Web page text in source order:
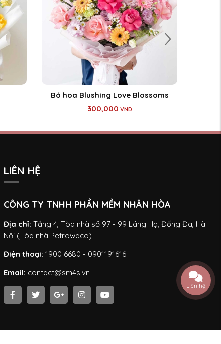
Bó hoa Blushing Love Blossoms
300,000 VND
LIÊN HỆ
CÔNG TY TNHH PHẦN MỀM NHÂN HÒA
Địa chỉ: Tầng 4, Tòa nhà số 97 - 99 Láng Hạ, Đống Đa, Hà
Nội (Tòa nhà Petrowaco)
Điện thoại: 1900 6680 - 0901191616
Email: contact@sm4s.vn
Liên hệ